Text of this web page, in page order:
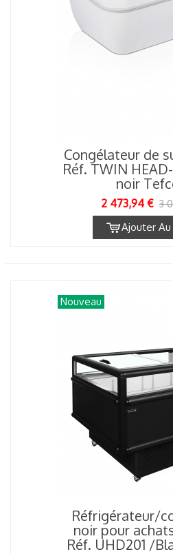
Congélateur de
Réf. TWIN
noir
2 473,94 € 3
Ajouter Au
Nouveau
Réfrigérateur/
noir pour
Réf. UHD201 /